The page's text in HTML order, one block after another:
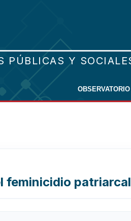
OBSERVATORIO
feminicidio patriarcal